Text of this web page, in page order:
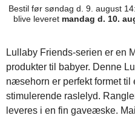
Bestil før søndag d. 9. august
blive leveret mandag d. 10.
Lullaby Friends-serien er en
produkter til babyer. Denne
næsehorn er perfekt formet til
stimulerende raslelyd.
leveres i en fin gaveæske.